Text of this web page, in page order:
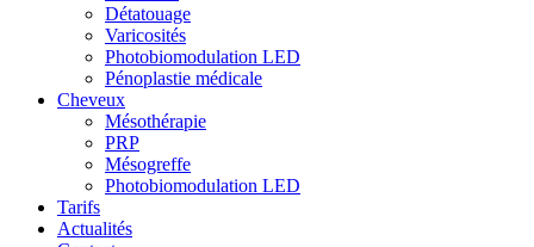
Détatouage
Varicosités
Photobiomodulation LED
Pénoplastie médicale
Cheveux
Mésothérapie
PRP
Mésogreffe
Photobiomodulation LED
Tarifs
Actualités